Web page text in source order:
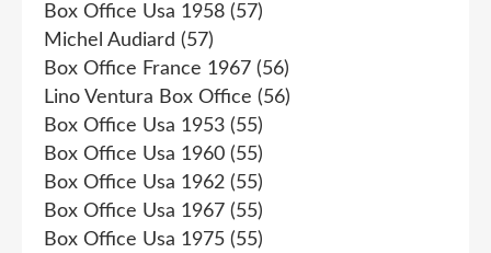
Box Office Usa 1958 (57)
Michel Audiard (57)
Box Office France 1967 (56)
Lino Ventura Box Office (56)
Box Office Usa 1953 (55)
Box Office Usa 1960 (55)
Box Office Usa 1962 (55)
Box Office Usa 1967 (55)
Box Office Usa 1975 (55)